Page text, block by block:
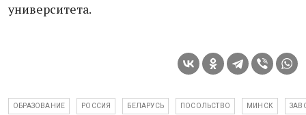
университета.
ОБРАЗОВАНИЕ РОССИЯ БЕЛАРУСЬ ПОСОЛЬСТВО МИНСК